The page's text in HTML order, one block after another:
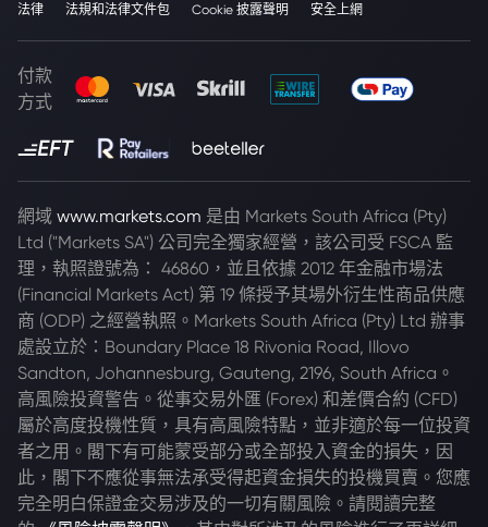
法律 法規和法律文件包 Cookie 披露聲明 安全上網
付款
方式
網域 www.markets.com 是由 Markets South Africa (Pty)
Ltd ("Markets SA") 公司完全獨家經營，該公司受 FSCA 監
理，執照證號為： 46860，並且依據 2012 年金融市場法
(Financial Markets Act) 第 19 條授予其場外衍生性商品供應
商 (ODP) 之經營執照。Markets South Africa (Pty) Ltd 辦事
處設立於：Boundary Place 18 Rivonia Road, Illovo
Sandton, Johannesburg, Gauteng, 2196, South Africa。
高風險投資警告。從事交易外匯 (Forex) 和差價合約 (CFD)
屬於高度投機性質，具有高風險特點，並非適於每一位投資
者之用。閣下有可能蒙受部分或全部投入資金的損失，因
此，閣下不應從事無法承受得起資金損失的投機買賣。您應
完全明白保證金交易涉及的一切有關風險。請閱讀完整